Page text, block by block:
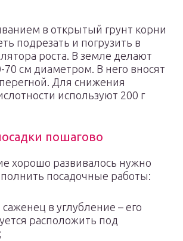
в открытый грунт корни
подрезать и погрузить в
роста. В земле делают
70 см диаметром. В него вносят
Для снижения
используют 200 г
пошагово
хорошо развивалось нужно
посадочные работы:
саженец в углубление – его
расположить под